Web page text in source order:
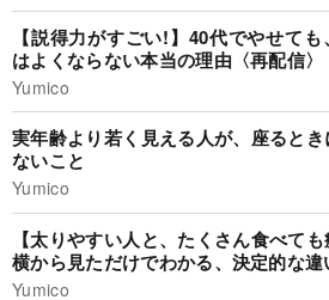
【説得力がすごい!】40代でやせて
はよくならない本当の理由〈再配信〉
Yumico
実年齢より若く見える人が、座ると
ないこと
Yumico
【太りやすい人と、たくさん食べても
横から見ただけでわかる、決定的な違
Yumico